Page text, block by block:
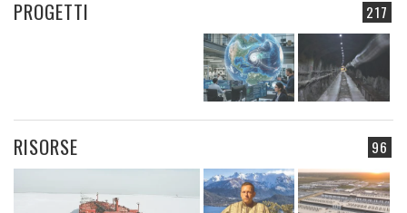
217
PROGETTI
96
RISORSE